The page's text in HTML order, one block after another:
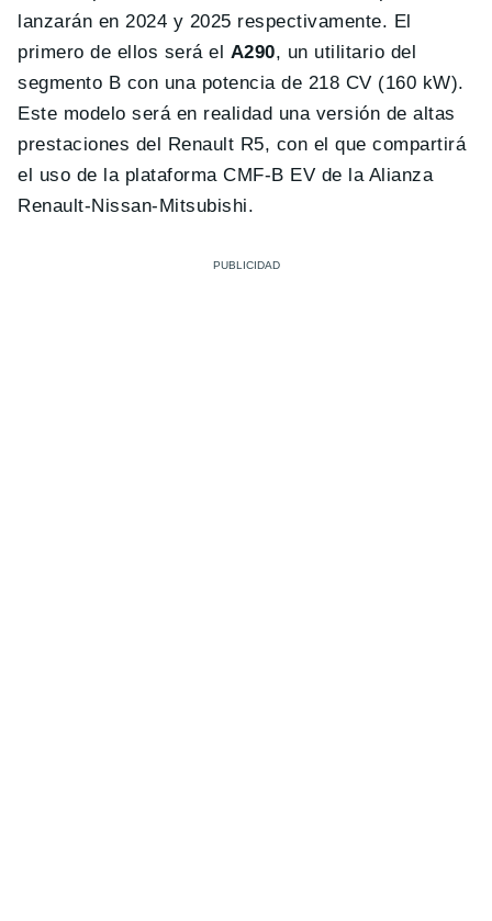
lanzarán en 2024 y 2025 respectivamente. El
primero de ellos será el A290, un utilitario del
segmento B con una potencia de 218 CV (160 kW).
Este modelo será en realidad una versión de altas
prestaciones del Renault R5, con el que compartirá
el uso de la plataforma CMF-B EV de la Alianza
Renault-Nissan-Mitsubishi.